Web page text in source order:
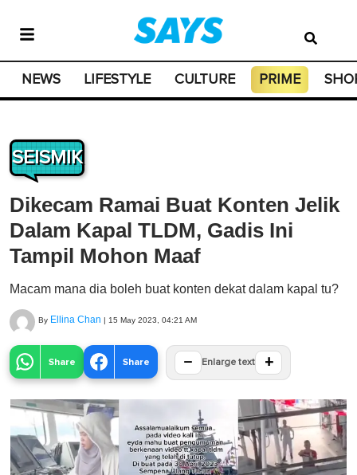
NEWS LIFESTYLE CULTURE PRIME
SEISMIK
Dikecam Ramai Buat Konten Jelik
Dalam Kapal TLDM, Gadis Ini
Tampil Mohon Maaf
Macam mana dia boleh buat konten dekat dalam kapal tu?
By Ellina Chan | 15 May 2023, 04:21 AM
Share Share − Enlarge text +